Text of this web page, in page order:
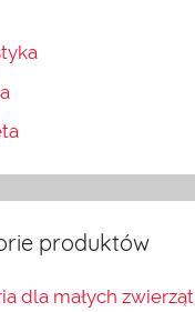
produktów
dla małych zwierząt